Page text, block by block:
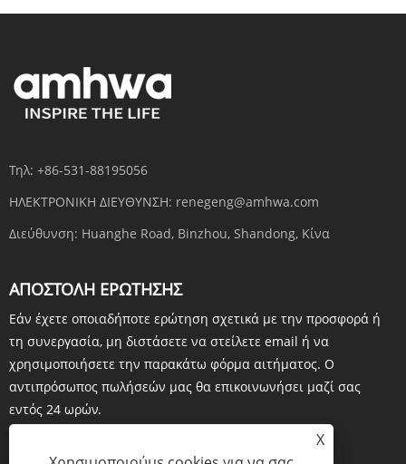
Τηλ: +86-531-88195056
ΗΛΕΚΤΡΟΝΙΚΗ ΔΙΕΥΘΥΝΣΗ: renegeng@amhwa.com
Διεύθυνση: Huanghe Road, Binzhou, Shandong, Κίνα
ΑΠΟΣΤΟΛΉ ΕΡΏΤΗΣΗΣ
Εάν έχετε οποιαδήποτε ερώτηση σχετικά με την προσφορά ή
τη συνεργασία, μη διστάσετε να στείλετε email ή να
χρησιμοποιήσετε την παρακάτω φόρμα αιτήματος. Ο
αντιπρόσωπος πωλήσεών μας θα επικοινωνήσει μαζί σας
εντός 24 ωρών.
X